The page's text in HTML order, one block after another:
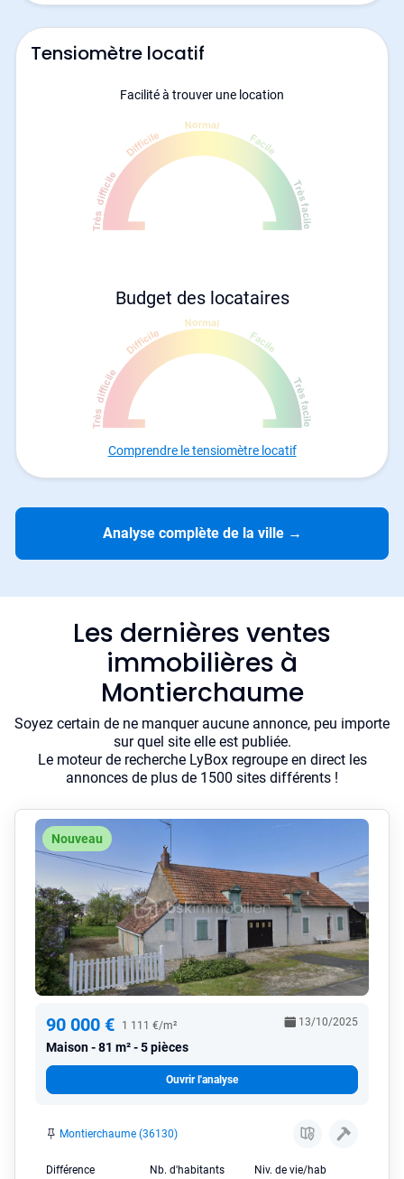
Tensiomètre locatif
Facilité à trouver une location
Budget des locataires
Comprendre le tensiomètre locatif
Analyse complète de la ville →
Les dernières ventes
immobilières à
Montierchaume
Soyez certain de ne manquer aucune annonce, peu importe
sur quel site elle est publiée.
Le moteur de recherche LyBox regroupe en direct les
annonces de plus de 1500 sites différents !
Nouveau
90 000 € 1 111 €/m²
Maison 81 m² - 5 pièces
13/10/2025
Ouvrir l'analyse
Montierchaume (36130)
Différence
Nb. d'habitants
Niv. de vie/hab